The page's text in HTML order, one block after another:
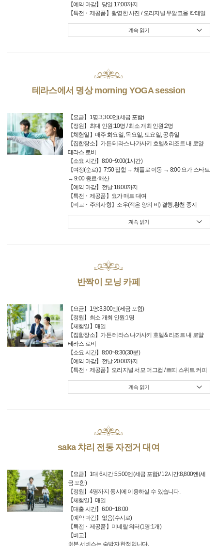
【예약 마감】당일 17:00까지
【특전・제공품】촬영한 사진 / 오리지널 무알코올 칵테일
계속 읽기
테라스에서 명상 morning YOGA session
【요금】1명:3,300엔(세금 포함)
【정원】최대 인원:10명 / 최소 개최 인원:2명
【체험일】매주 화요일, 목요일, 토요일, 공휴일
【집합장소】가든 테라스 나가사키 호텔& 리조트 내 로얄
테라스 로비
【소요 시간】8:00~9:00(1시간)
【여정(순로)】7:50 집합 → 채플로 이동 → 8:00 요가 스타트
→ 9:00 종료·해산
【예약 마감】전날 18:00까지
【특전・제공품】요가 매트 대여
【비고・주의사항】소우(적은 양의 비) 결행,황천 중지
계속 읽기
반짝이 모닝 카페
【요금】1명:3,300엔(세금 포함)
【정원】최소 개최 인원:1명
【체험일】매일
【집합장소】가든 테라스 나가사키 호텔& 리조트 내 로얄
테라스 로비
【소요 시간】8:00~8:30(30분)
【예약 마감】전날 20:00까지
【특전・제공품】오리지널 서모 머그컵 / 쁘띠 스위트 커피
계속 읽기
saka 챠리 전동 자전거 대여
【요금】1대 6시간:5,500엔(세금 포함)/ 12시간:8,800엔(세
금 포함)
【정원】4명까지 동시에 이용하실 수 있습니다.
【체험일】매일
【대출 시간】6:00~18:00
【예약 마감】없음(수시로)
【특전・제공품】미네랄 워터(1명:1개)
【비고】
※본 서비스는 숙박자 한정입니다.